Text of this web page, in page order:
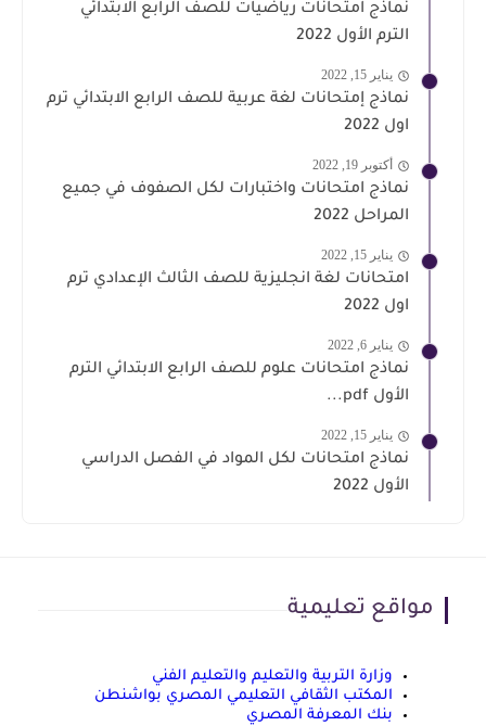
نماذج امتحانات رياضيات للصف الرابع الابتدائي
الترم الأول 2022
يناير 15, 2022
نماذج إمتحانات لغة عربية للصف الرابع الابتدائي ترم
اول 2022
أكتوبر 19, 2022
نماذج امتحانات واختبارات لكل الصفوف في جميع
المراحل 2022
يناير 15, 2022
امتحانات لغة انجليزية للصف الثالث الإعدادي ترم
اول 2022
يناير 6, 2022
نماذج امتحانات علوم للصف الرابع الابتدائي الترم
الأول pdf...
يناير 15, 2022
نماذج امتحانات لكل المواد في الفصل الدراسي
الأول 2022
مواقع تعليمية
وزارة التربية والتعليم والتعليم الفني
المكتب الثقافي التعليمي المصري بواشنطن
بنك المعرفة المصري